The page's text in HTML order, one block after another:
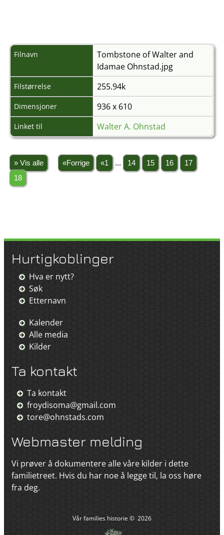
Filnavn
Tombstone of Walter and
Idamae Ohnstad.jpg
Filstørrelse 255.94k
Dimensjoner 936 x 610
Linket til Walter A. Ohnstad
» Vis alle «Forrige «1 ... 14 15 16
17
18
Hurtigkoblinger
Hva er nytt?
Søk
Etternavn
Kalender
Alle media
Kilder
Ta kontakt
Ta kontakt
froydisoma@gmail.com
tore@ohnstads.com
Webmaster melding
Vi prøver å dokumentere alle våre kilder i dette
familietreet. Hvis du har noe å legge til, la oss høre
fra deg.
Vår families historie © 2026